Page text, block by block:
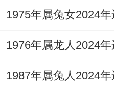
23%；
因其能除此之外还需
需不一样指出得是需